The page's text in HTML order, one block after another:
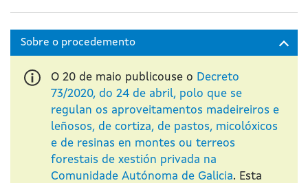
O 20 de maio publicouse o Decreto
73/2020, do 24 de abril, polo que se
regulan os aproveitamentos madeireiros e
leñosos, de cortiza, de pastos, micolóxicos
e de resinas en montes ou terreos
forestais de xestión privada na
Comunidade Autónoma de Galicia. Esta